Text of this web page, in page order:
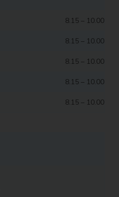
8.15 – 10.00
8.15 – 10.00
8.15 – 10.00
8.15 – 10.00
8.15 – 10.00